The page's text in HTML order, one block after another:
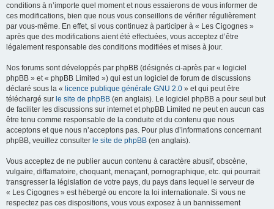
conditions à n’importe quel moment et nous essaierons de vous informer de
ces modifications, bien que nous vous conseillons de vérifier régulièrement
par vous-même. En effet, si vous continuez à participer à « Les Cigognes »
après que des modifications aient été effectuées, vous acceptez d’être
légalement responsable des conditions modifiées et mises à jour.
Nos forums sont développés par phpBB (désignés ci-après par « logiciel
phpBB » et « phpBB Limited ») qui est un logiciel de forum de discussions
déclaré sous la « licence publique générale GNU 2.0 » et qui peut être
téléchargé sur le site de phpBB (en anglais). Le logiciel phpBB a pour seul but
de faciliter les discussions sur internet et phpBB Limited ne peut en aucun cas
être tenu comme responsable de la conduite et du contenu que nous
acceptons et que nous n’acceptons pas. Pour plus d’informations concernant
phpBB, veuillez consulter le site de phpBB (en anglais).
Vous acceptez de ne publier aucun contenu à caractère abusif, obscène,
vulgaire, diffamatoire, choquant, menaçant, pornographique, etc. qui pourrait
transgresser la législation de votre pays, du pays dans lequel le serveur de
« Les Cigognes » est hébergé ou encore la loi internationale. Si vous ne
respectez pas ces dispositions, vous vous exposez à un bannissement